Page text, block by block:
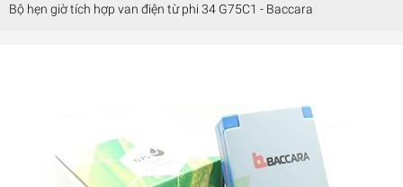
Bộ hẹn giờ tích hợp van điện từ phi 34 G75C1 - Baccara